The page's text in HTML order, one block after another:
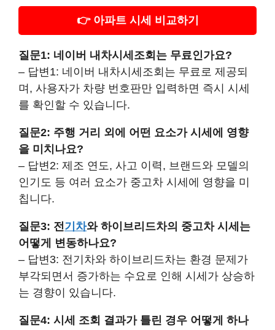
👉 아파트 시세 비교하기
질문1: 네이버 내차시세조회는 무료인가요?
– 답변1: 네이버 내차시세조회는 무료로 제공되
며, 사용자가 차량 번호판만 입력하면 즉시 시세
를 확인할 수 있습니다.
질문2: 주행 거리 외에 어떤 요소가 시세에 영향
을 미치나요?
– 답변2: 제조 연도, 사고 이력, 브랜드와 모델의
인기도 등 여러 요소가 중고차 시세에 영향을 미
칩니다.
질문3: 전기차와 하이브리드차의 중고차 시세는
어떻게 변동하나요?
– 답변3: 전기차와 하이브리드차는 환경 문제가
부각되면서 증가하는 수요로 인해 시세가 상승하
는 경향이 있습니다.
질문4: 시세 조회 결과가 틀린 경우 어떻게 하나